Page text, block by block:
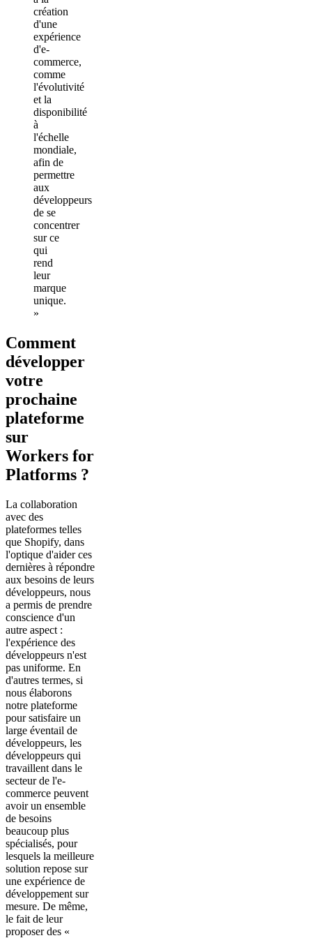
création
d'une
expérience
d'e-
commerce,
comme
l'évolutivité
et la
disponibilité
à
l'échelle
mondiale,
afin de
permettre
aux
développeurs
de se
concentrer
sur ce
qui
rend
leur
marque
unique.
»
Comment
développer
votre
prochaine
plateforme
sur
Workers for
Platforms ?
La collaboration
avec des
plateformes telles
que Shopify, dans
l'optique d'aider ces
dernières à répondre
aux besoins de leurs
développeurs, nous
a permis de prendre
conscience d'un
autre aspect :
l'expérience des
développeurs n'est
pas uniforme. En
d'autres termes, si
nous élaborons
notre plateforme
pour satisfaire un
large éventail de
développeurs, les
développeurs qui
travaillent dans le
secteur de l'e-
commerce peuvent
avoir un ensemble
de besoins
beaucoup plus
spécialisés, pour
lesquels la meilleure
solution repose sur
une expérience de
développement sur
mesure. De même,
le fait de leur
proposer des «